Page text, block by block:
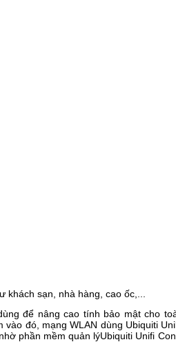
sạn, nhà hàng, cao ốc,...
để nâng cao tính bảo mật cho
đó, mạng WLAN dùng Ubiquiti
phần mềm quản lýUbiquiti Unifi